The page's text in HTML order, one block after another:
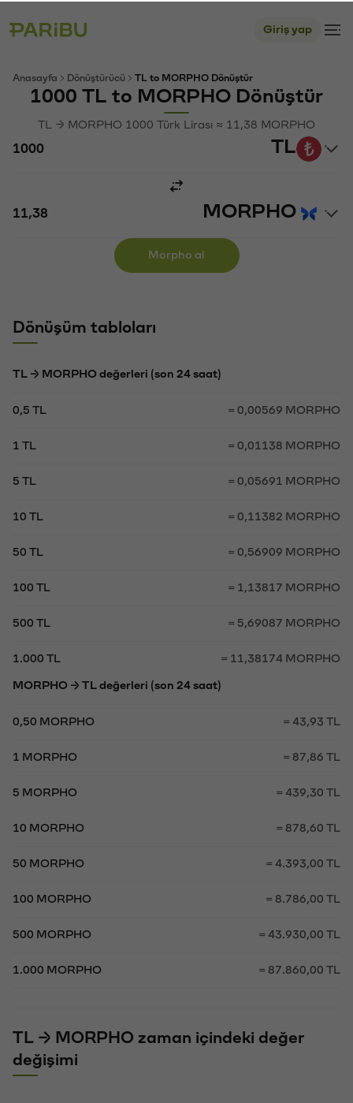
Giriş yap
Anasayfa Dönüştürücü TL to MORPHO Dönüştür
1000 TL to MORPHO Dönüştür
TL → MORPHO 1000 Türk Lirası ≈ 11,38 MORPHO
TL
MORPHO
Morpho al
Dönüşüm tabloları
TL → MORPHO değerleri (son 24 saat)
0,5 TL = 0,00569 MORPHO
1 TL = 0,01138 MORPHO
5 TL = 0,05691 MORPHO
10 TL = 0,11382 MORPHO
50 TL = 0,56909 MORPHO
100 TL = 1,13817 MORPHO
500 TL = 5,69087 MORPHO
1.000 TL = 11,38174 MORPHO
MORPHO → TL değerleri (son 24 saat)
0,50 MORPHO = 43,93 TL
1 MORPHO = 87,86 TL
5 MORPHO = 439,30 TL
10 MORPHO = 878,60 TL
50 MORPHO = 4.393,00 TL
100 MORPHO = 8.786,00 TL
500 MORPHO = 43.930,00 TL
1.000 MORPHO = 87.860,00 TL
TL → MORPHO zaman içindeki değer
değişimi